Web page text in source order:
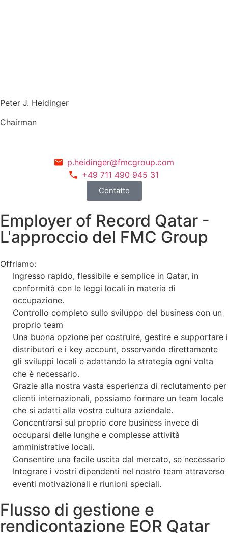
Peter J. Heidinger
Chairman
p.heidinger@fmcgroup.com
+49 711 490 945 31
Contatto
Employer of Record Qatar -
L'approccio del FMC Group
Offriamo:
Ingresso rapido, flessibile e semplice in Qatar, in
conformità con le leggi locali in materia di
occupazione.
Controllo completo sullo sviluppo del business con un
proprio team
Una buona opzione per costruire, gestire e supportare i
distributori e i key account, osservando direttamente
gli sviluppi locali e adattando la strategia ogni volta
che è necessario.
Grazie alla nostra vasta esperienza di reclutamento per
clienti internazionali, possiamo formare un team locale
che si adatti alla vostra cultura aziendale.
Concentrarsi sul proprio core business invece di
occuparsi delle lunghe e complesse attività
amministrative locali.
Consentire una facile uscita dal mercato, se necessario
Integrare i vostri dipendenti nel nostro team attraverso
eventi motivazionali e riunioni speciali.
Flusso di gestione e
rendicontazione EOR Qatar